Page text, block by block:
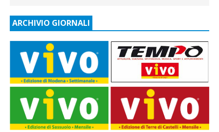
ARCHIVIO GIORNALI